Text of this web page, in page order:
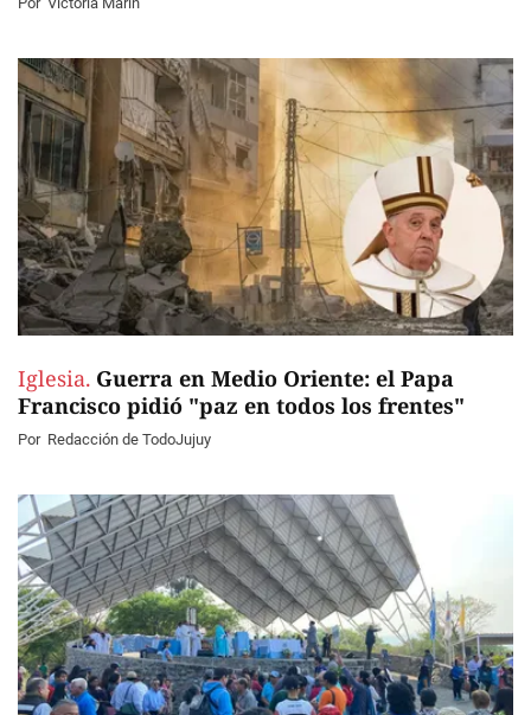
Iglesia. Guerra en Medio Oriente: el Papa
Francisco pidió "paz en todos los frentes"
Por Redacción de TodoJujuy